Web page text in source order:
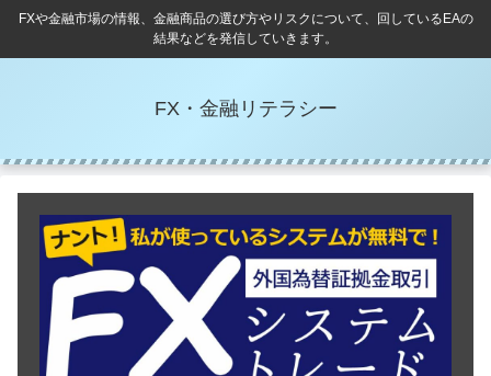
FXや金融市場の情報、金融商品の選び方やリスクについて、回しているEAの
結果などを発信していきます。
FX・金融リテラシー